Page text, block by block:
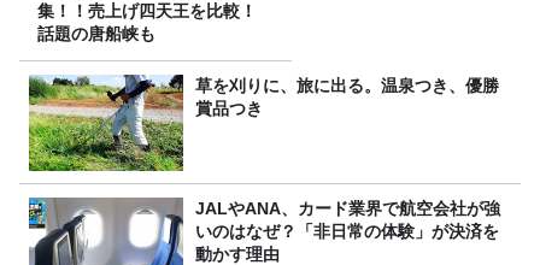
集！！売上げ四天王を比較！
話題の唐船峡も
草を刈りに、旅に出る。温泉つき、優勝
賞品つき
JALやANA、カード業界で航空会社が強
いのはなぜ？「非日常の体験」が決済を
動かす理由